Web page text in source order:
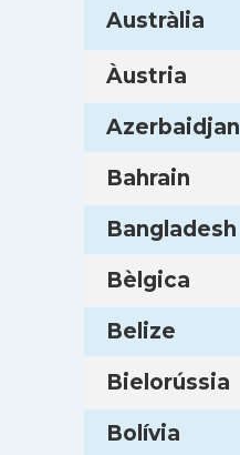
Austràlia
Àustria
Azerbaidjan
Bahrain
Bangladesh
Bèlgica
Belize
Bielorússia
Bolívia